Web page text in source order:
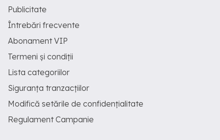
Publicitate
Întrebări frecvente
Abonament VIP
Termeni și condiții
Lista categoriilor
Siguranța tranzacțiilor
Modifică setările de confidențialitate
Regulament Campanie